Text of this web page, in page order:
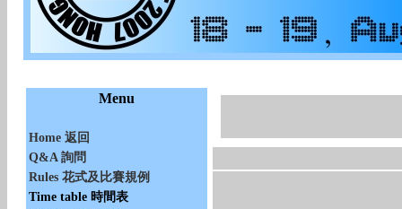
Menu
Home 返回
Q&A 詢問
Rules 花式及比賽規例
Time table 時間表